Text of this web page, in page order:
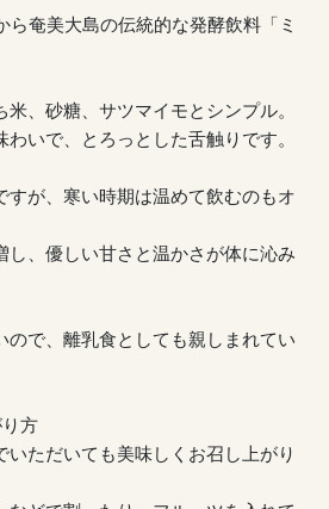
ら奄美大島の伝統的な発酵飲料「ミ
米、砂糖、サツマイモとシンプル。
いで、とろっとした舌触りです。
すが、寒い時期は温めて飲むのもオ
し、優しい甘さと温かさが体に沁み
ので、離乳食としても親しまれてい
方
いただいても美味しくお召し上がり